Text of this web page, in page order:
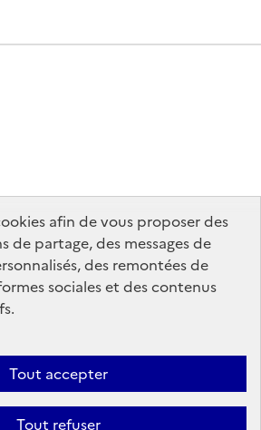
afin de vous proposer des
de partage, des messages de
des remontées de
sociales et des contenus
Tout accepter
Tout refuser
info.gouv.fr
data.gouv.fr
témoins de connexion (cookies)
données
Nous contacter
Nos